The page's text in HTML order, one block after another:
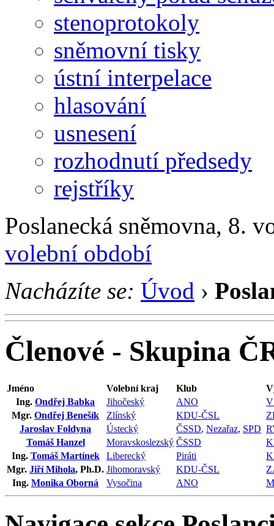
stenoprotokoly
sněmovní tisky
ústní interpelace
hlasování
usnesení
rozhodnutí předsedy
rejstříky
Poslanecká sněmovna, 8.
volební období
Nacházíte se: Úvod ›
Členové - Skupina
Jméno Volební kraj Klub
Ing. Ondřej Babka Jihočeský ANO
Mgr. Ondřej Benešík Zlínský KDU-ČSL
Jaroslav Foldyna
Ústecký ČSSD, Nezařaz, SPD
Tomáš Hanzel
Moravskoslezský ČSSD
Ing. Tomáš Martínek Liberecký Piráti
Mgr. Jiří Mihola, Ph.D. Jihomoravský KDU-ČSL
Ing. Monika Oborná Vysočina ANO